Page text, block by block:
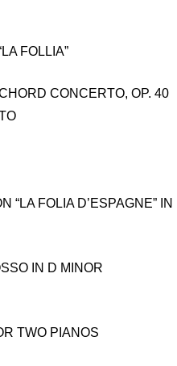
FOLLIA”
CONCERTO, OP. 40
“LA FOLIA D’ESPAGNE”
IN D MINOR
TWO PIANOS